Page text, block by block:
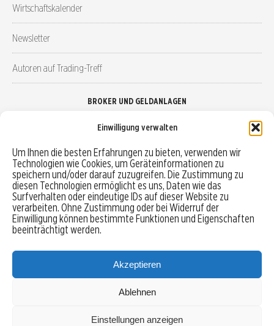
Einwilligung verwalten
Um Ihnen die besten Erfahrungen zu bieten, verwenden wir
Technologien wie Cookies, um Geräteinformationen zu
speichern und/oder darauf zuzugreifen. Die Zustimmung zu
diesen Technologien ermöglicht es uns, Daten wie das
Surfverhalten oder eindeutige IDs auf dieser Website zu
verarbeiten. Ohne Zustimmung oder bei Widerruf der
Einwilligung können bestimmte Funktionen und Eigenschaften
beeinträchtigt werden.
Akzeptieren
Ablehnen
Einstellungen anzeigen
Wirtschaftskalender
Newsletter
Autoren auf Trading-Treff
BROKER UND GELDANLAGEN
Robo-Advisor vergleichen
Depotvergleich
Festgeld vergleichen
Tagesgeld vergleichen